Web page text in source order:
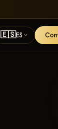
🇪🇸ES